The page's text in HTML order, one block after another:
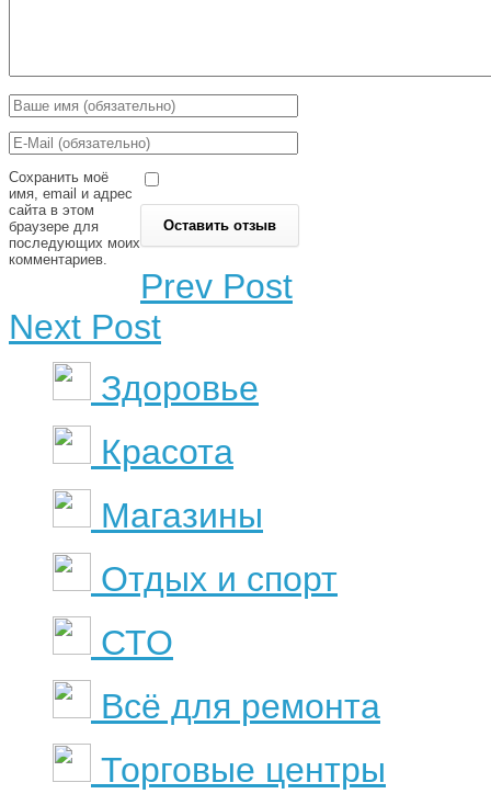
Сохранить моё
имя, email и адрес
сайта в этом
браузере для
последующих моих
комментариев.
Prev Post
Next Post
Здоровье
Красота
Магазины
Отдых и спорт
СТО
Всё для ремонта
Торговые центры